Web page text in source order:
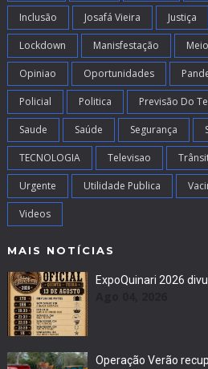
Inclusão Josafá Vieira Justiça
Lockdown Manisfestação
Opiniao Oportunidades
Policial Politica Previsão Do
Saude Saúde Segurança
TECNOLOGIA Televisao
Urgente Utilidade Publica
Videos
MAIS NOTÍCIAS
ExpoQuinari 2026
Operação Verão